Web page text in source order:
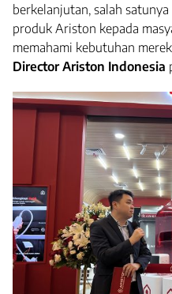
berkelanjutan, salah
produk Ariston kepada
memahami kebutuhan
Director Ariston Indonesia